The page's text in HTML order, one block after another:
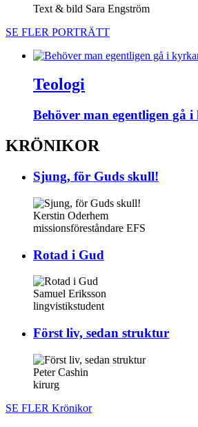
Text & bild Sara Engström
SE FLER PORTRÄTT
Teologi
Behöver man egentligen gå
KRÖNIKOR
Sjung, för Guds skull!
Kerstin Oderhem
missionsföreståndare EFS
Rotad i Gud
Samuel Eriksson
lingvistikstudent
Först liv, sedan struktur
Peter Cashin
kirurg
SE FLER Krönikor